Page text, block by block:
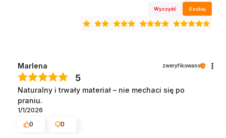
Wyczyść Szukaj
Marlena zweryfikowano
5
Naturalny i trwały materiał – nie mechaci się po
praniu.
1/1/2026
0
0